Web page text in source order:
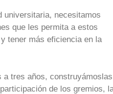
universitaria, necesitamos
que les permita a estos
tener más eficiencia en la
a tres años, construyámoslas
de los gremios,